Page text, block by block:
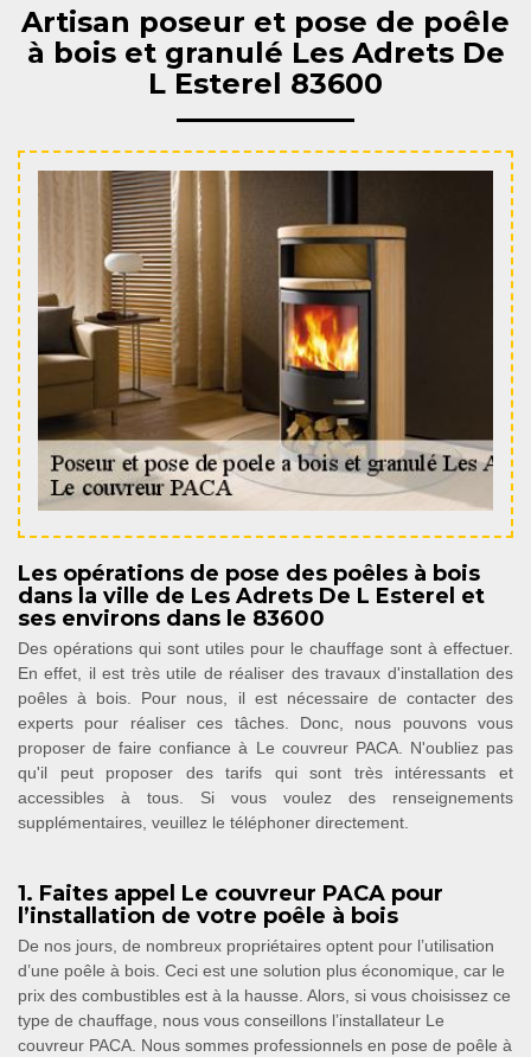
Artisan poseur et pose de poêle
à bois et granulé Les Adrets De
L Esterel 83600
Les opérations de pose des poêles à bois
dans la ville de Les Adrets De L Esterel et
ses environs dans le 83600
Des opérations qui sont utiles pour le chauffage sont à effectuer.
En effet, il est très utile de réaliser des travaux d'installation des
poêles à bois. Pour nous, il est nécessaire de contacter des
experts pour réaliser ces tâches. Donc, nous pouvons vous
proposer de faire confiance à Le couvreur PACA. N'oubliez pas
qu'il peut proposer des tarifs qui sont très intéressants et
accessibles à tous. Si vous voulez des renseignements
supplémentaires, veuillez le téléphoner directement.
1. Faites appel Le couvreur PACA pour
l’installation de votre poêle à bois
De nos jours, de nombreux propriétaires optent pour l’utilisation
d’une poêle à bois. Ceci est une solution plus économique, car le
prix des combustibles est à la hausse. Alors, si vous choisissez ce
type de chauffage, nous vous conseillons l’installateur Le
couvreur PACA. Nous sommes professionnels en pose de poêle à